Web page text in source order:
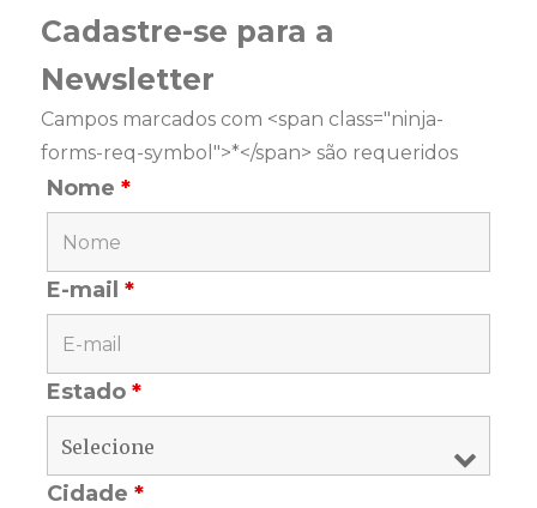
Cadastre-se para a
Newsletter
Campos marcados com <span class="ninja-
forms-req-symbol">*</span> são requeridos
Nome*
E-mail*
Estado*
Cidade*